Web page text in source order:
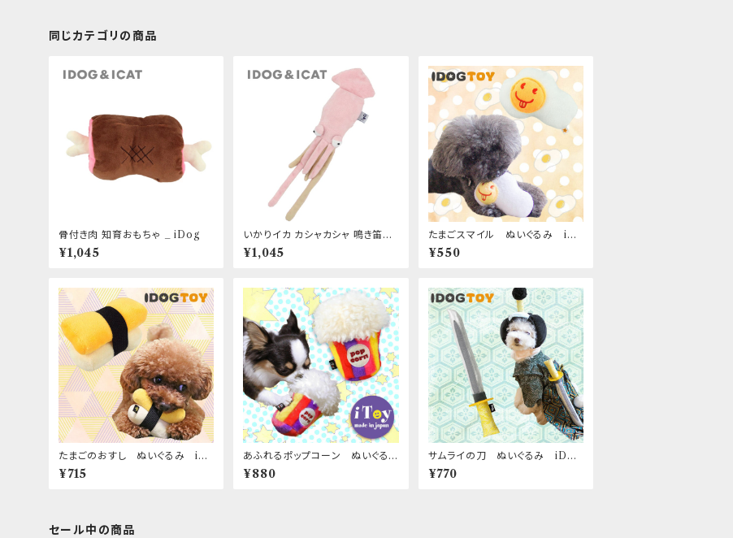
同じカテゴリの商品
骨付き肉 知育おもちゃ _ iDog
¥1,045
いかりイカ カシャカシャ 鳴き笛入
り _ iDog
¥1,045
たまごスマイル ぬいぐるみ iDo
g&iCat
¥550
たまごのおすし ぬいぐるみ iD
og&iCat
¥715
あふれるポップコーン ぬいぐる
み iDog&iCat
¥880
サムライの刀 ぬいぐるみ iDog
&iCat
¥770
セール中の商品